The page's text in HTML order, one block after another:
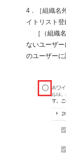
4．［組織名
イトリスト
［（組織名
ないユーザー
のユーザー